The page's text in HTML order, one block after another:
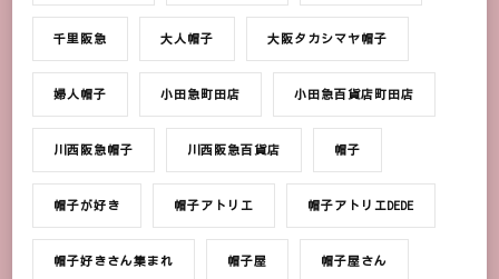
千里阪急 大人帽子 大阪タカシマヤ帽子
婦人帽子 小田急町田店 小田急百貨店町田店
川西阪急帽子 川西阪急百貨店 帽子
帽子が好き 帽子アトリエ 帽子アトリエDEDE
帽子好きさん集まれ 帽子屋 帽子屋さん